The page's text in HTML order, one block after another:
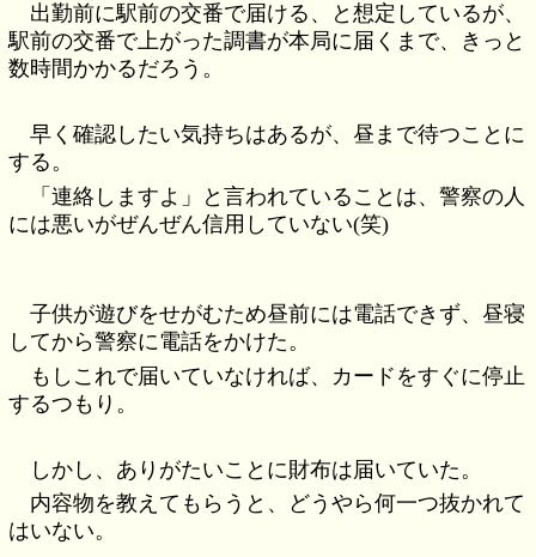
出勤前に駅前の交番で届ける、と想定しているが、
駅前の交番で上がった調書が本局に届くまで、きっと
数時間かかるだろう。
早く確認したい気持ちはあるが、昼まで待つことに
する。
「連絡しますよ」と言われていることは、警察の人
には悪いがぜんぜん信用していない(笑)
子供が遊びをせがむため昼前には電話できず、昼寝
してから警察に電話をかけた。
もしこれで届いていなければ、カードをすぐに停止
するつもり。
しかし、ありがたいことに財布は届いていた。
内容物を教えてもらうと、どうやら何一つ抜かれて
はいない。